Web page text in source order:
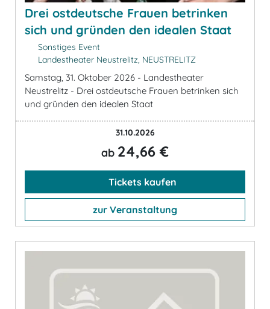
Drei ostdeutsche Frauen betrinken
sich und gründen den idealen Staat
Sonstiges Event
Landestheater Neustrelitz, NEUSTRELITZ
Samstag, 31. Oktober 2026 - Landestheater
Neustrelitz - Drei ostdeutsche Frauen betrinken sich
und gründen den idealen Staat
31.10.2026
ab 24,66 €
Tickets kaufen
zur Veranstaltung